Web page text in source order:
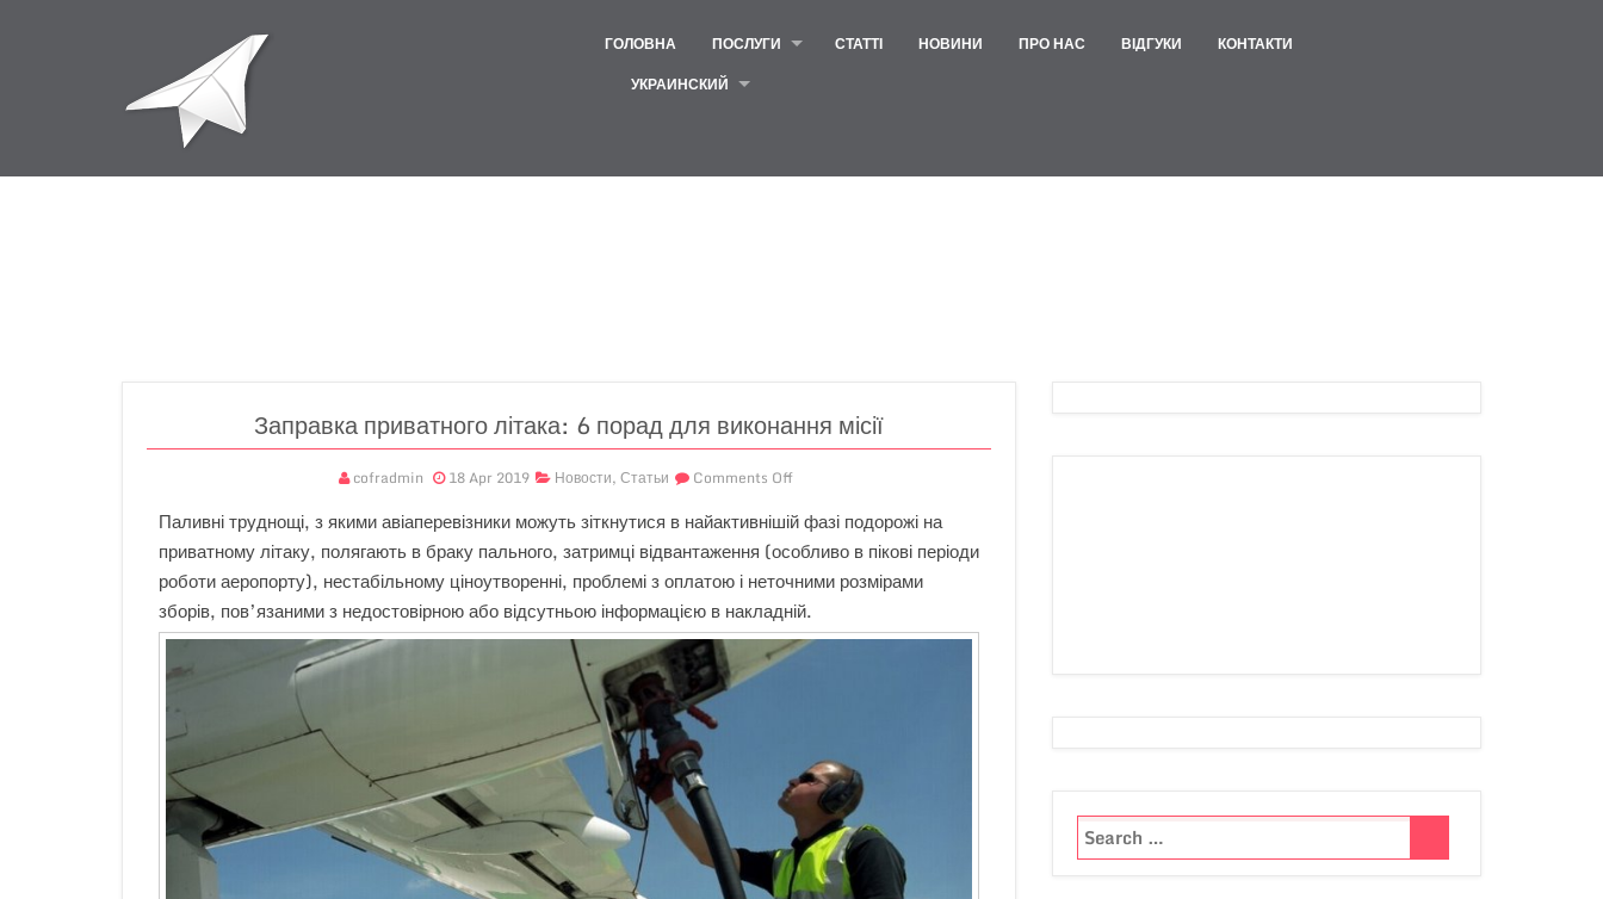
ГОЛОВНА ПОСЛУГИ СТАТТІ НОВИНИ ПРО НАС ВІДГУКИ
КОНТАКТИ
УКРАИНСКИЙ
Заправка приватного літака: 6 порад для виконання місії
cofradmin 18 Apr 2019 Новости, Статьи Comments Off
Паливні труднощі, з якими авіаперевізники можуть зіткнутися в найактивнішій фазі подорожі на
приватному літаку, полягають в браку пального, затримці відвантаження (особливо в пікові періоди
роботи аеропорту), нестабільному ціноутворенні, проблемі з оплатою і неточними розмірами
зборів, пов’язаними з недостовірною або відсутньою інформацією в накладній.